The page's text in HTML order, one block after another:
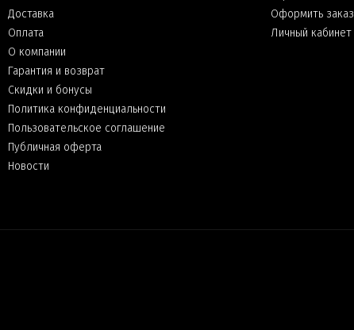
Доставка
Оплата
О компании
Гарантия и возврат
Скидки и бонусы
Политика конфиденциальности
Пользовательское соглашение
Публичная оферта
Новости
Оформить заказ
Личный кабинет